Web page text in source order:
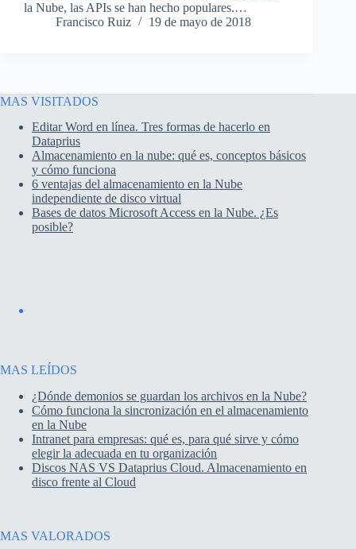
la Nube, las APIs se han hecho populares.…
Francisco Ruiz
19 de mayo de 2018
MAS VISITADOS
Editar Word en línea. Tres formas de hacerlo en
Dataprius
Almacenamiento en la nube: qué es, conceptos básicos
y cómo funciona
6 ventajas del almacenamiento en la Nube
independiente de disco virtual
Bases de datos Microsoft Access en la Nube. ¿Es
posible?
MAS LEÍDOS
¿Dónde demonios se guardan los archivos en la Nube?
Cómo funciona la sincronización en el almacenamiento
en la Nube
Intranet para empresas: qué es, para qué sirve y cómo
elegir la adecuada en tu organización
Discos NAS VS Dataprius Cloud. Almacenamiento en
disco frente al Cloud
MAS VALORADOS